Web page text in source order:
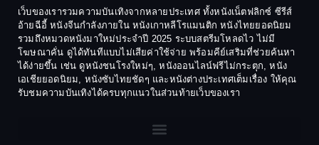
Culture
Dance เต้น
Dark Comedy ตลกร้าย
DC
1974
1973
1972
1971
1970
1969
1968
1964
เว็บของเรารวมความบันเทิงจากหลายประเทศ ทั้งหนังเน็ตฟลิกซ์ ซีรีส์
อ้ายฉีอี้ หนังจีนกำลังภายใน หนังเกาหลีโรแมนติก หนังไทยยอดนิยม
รวมถึงหมวดหนังมาใหม่ประจำปี 2025 ระบบสตรีมโหลดไว ไม่มี
โฆษณาคั่น ดูได้ทันทีแบบไม่เสียค่าใช้จ่าย พร้อมคีย์เสริมที่ช่วยค้นหา
ได้ง่ายขึ้น เช่น ดูหนังชนโรงใหม่ๆ, หนังออนไลน์ฟรีไม่กระตุก, หนัง
เอเชียยอดนิยม, หนังซับไทยชัดๆ และหนังต่างประเทศเต็มเรื่อง ให้คุณ
รับชมความบันเทิงได้ครบทุกแนวในส่วนท้ายเว็บของเรา